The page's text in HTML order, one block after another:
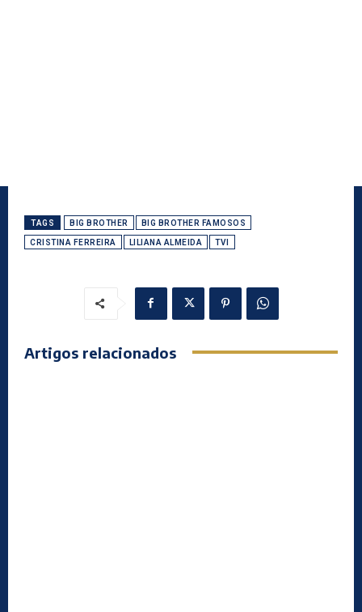
TAGS BIG BROTHER BIG BROTHER FAMOSOS
CRISTINA FERREIRA LILIANA ALMEIDA TVI
Artigos relacionados